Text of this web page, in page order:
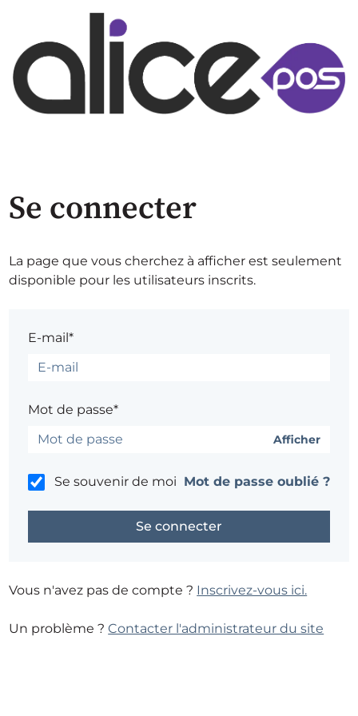
Se connecter
La page que vous cherchez à afficher est seulement
disponible pour les utilisateurs inscrits.
E-mail*
Mot de passe*
Afficher
Se souvenir de moi Mot de passe oublié ?
Vous n'avez pas de compte ? Inscrivez-vous ici.
Un problème ?Contacter l'administrateur du site